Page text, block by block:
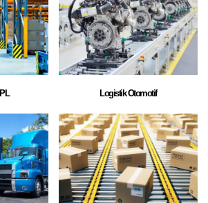
Logistik Otomotif